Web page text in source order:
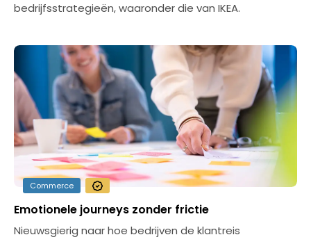
bedrijfsstrategieën, waaronder die van IKEA.
Commerce
Emotionele journeys zonder frictie
Nieuwsgierig naar hoe bedrijven de klantreis